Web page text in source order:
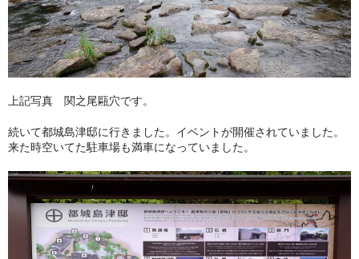
上記写真 関之尾甌穴です。
続いて都城島津邸に行きました。イベントが開催されていました。
来た時空いてた駐車場も満車になっていました。